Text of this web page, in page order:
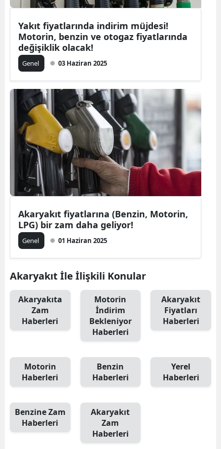
Yakıt fiyatlarında indirim müjdesi!
Motorin, benzin ve otogaz fiyatlarında
değişiklik olacak!
Genel 03 Haziran 2025
Akaryakıt fiyatlarına (Benzin, Motorin,
LPG) bir zam daha geliyor!
Genel 01 Haziran 2025
Akaryakıt İle İlişkili Konular
Akaryakıta
Zam
Haberleri
Motorin
İndirim
Bekleniyor
Haberleri
Akaryakıt
Fiyatları
Haberleri
Motorin
Haberleri
Benzin
Haberleri
Yerel
Haberleri
Benzine Zam
Haberleri
Akaryakıt
Zam
Haberleri